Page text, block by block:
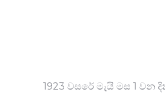
1923 වසරේ මැයි මස 1